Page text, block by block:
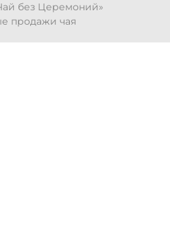
без Церемоний»
продажи чая